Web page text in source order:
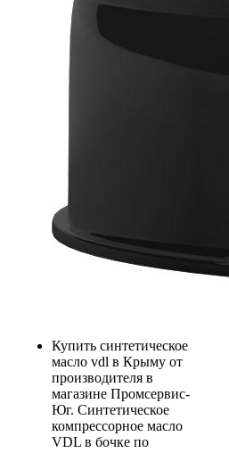
Купить синтетическое
масло vdl в Крыму от
производителя в
магазине Промсервис-
Юг. Синтетическое
компрессорное масло
VDL в бочке по